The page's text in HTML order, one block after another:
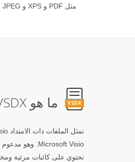
مثل PDF و XPS و JPEG و PNG و BMP و TIFF و SVG و EMF والمزيد. إنه إصدار مستقل API ولا يتطلب تثبيت Microsoft Visio أو أي برامج أخرى.
VSDX ما هو VSDX تنسيق الملف